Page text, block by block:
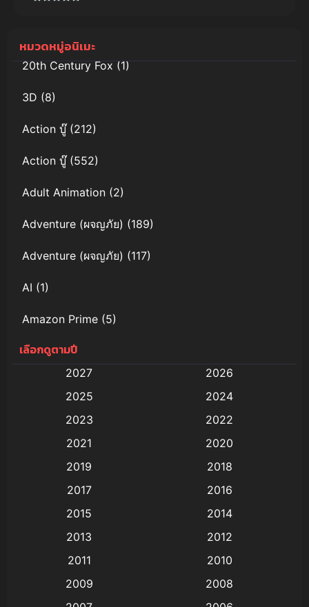
หมวดหมู่อนิเมะ
20th Century Fox(1)
3D (8)
Action บู๊(212)
Action บู๊(552)
Adult Animation (2)
Adventure (ผจญภัย) (189)
Adventure (ผจญภัย) (117)
AI (1)
Amazon Prime (5)
Anal (ประตูหลัง)
Animation การ์ตูน
Animation อนิเมะ
Animation แอนิเมชัน
(9)
เลือกดูตามปี
2027
2026
2025
2024
2023
2022
2021
2020
2019
2018
2017
2016
2015
2014
2013
2012
2011
2010
2009
2008